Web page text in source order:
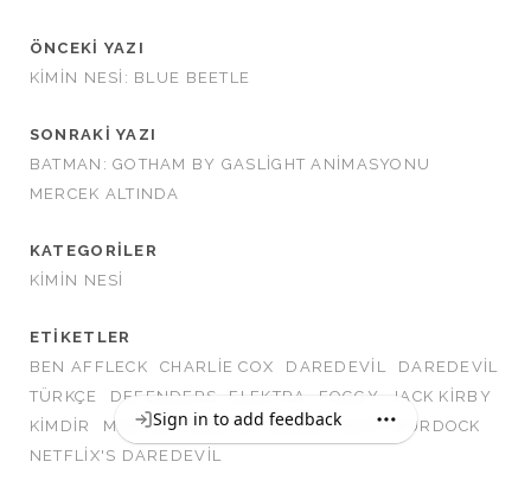
ÖNCEKI YAZI
KIMIN NESI: BLUE BEETLE
SONRAKI YAZI
BATMAN: GOTHAM BY GASLIGHT ANIMASYONU
MERCEK ALTINDA
KATEGORILER
KIMIN NESI
ETIKETLER
BEN AFFLECK
CHARLIE COX DAREDEVIL
DAREDEVIL
TÜRKÇE
DEFENDERS ELEKTRA FOGGY
JACK KIRBY
KIMDIR
MARVEL MARVEL COMICS
MATT MURDOCK
NETFLIX'S DAREDEVIL
Sign in to add feedback